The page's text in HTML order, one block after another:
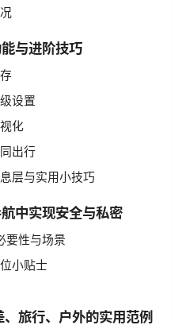
与进阶技巧
设置
化
出行
层与实用小技巧
中实现安全与私密
要性与场景
小贴士
旅行、户外的实用范例